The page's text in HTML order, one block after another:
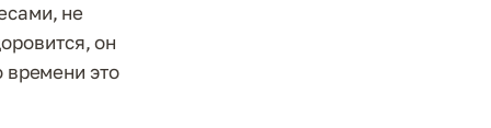
не
он
времени это